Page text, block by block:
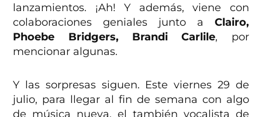
lanzamientos. ¡Ah! Y además, viene con
colaboraciones geniales junto a Clairo,
Phoebe Bridgers, Brandi Carlile, por
mencionar algunas.
Y las sorpresas siguen. Este viernes 29 de
julio, para llegar al fin de semana con algo
de música nueva, el también vocalista de